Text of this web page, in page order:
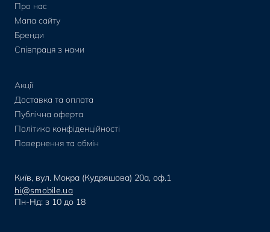
Про нас
Мапа сайту
Бренди
Співпраця з нами
Акції
Доставка та оплата
Публічна оферта
Політика конфіденційності
Повернення та обмін
Київ, вул. Мокра (Кудряшова) 20а, оф.1
hi@smobile.ua
Пн-Нд: з 10 до 18